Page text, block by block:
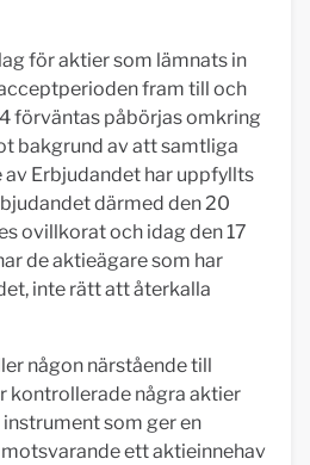
för aktier som lämnats in
fram till och
förväntas påbörjas omkring
bakgrund av att samtliga
Erbjudandet har uppfyllts
därmed den 20
ovillkorat och idag den 17
de aktieägare som har
inte rätt att återkalla
någon närstående till
kontrollerade några aktier
som ger en
ett aktieinnehav